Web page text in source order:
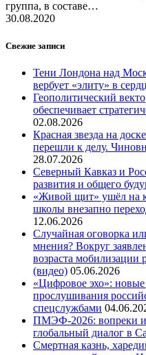
группа, в составе…
30.08.2020
Свежие записи
Тени Лондона над
вербует «элиту» в
Геополитический
обеспечивает
02.08.2026
Красная звезда на
перешли к делу.
28.07.2026
Северный Кавказ и
развития и общего
«Живой щит» ушёл на
школы внезапно
12.06.2026
Случайная оговорка
мнения? Вокруг
возраста мобилизации
(видео) 05.06.2026
«Цифровое эхо»:
прослушивания
спецслужбами
ПМЭФ-2026: вопреки
глобальный диалог в
Смертная казнь,